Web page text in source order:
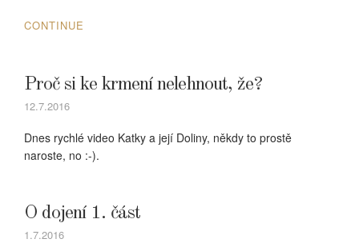
CONTINUE
Proč si ke krmení nelehnout, že?
12.7.2016
Dnes rychlé video Katky a její Doliny, někdy to prostě
naroste, no :-).
O dojení 1. část
1.7.2016